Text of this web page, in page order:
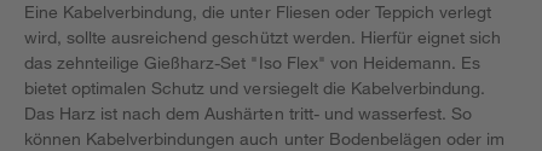
Eine Kabelverbindung, die unter Fliesen oder Teppich verlegt
wird, sollte ausreichend geschützt werden. Hierfür eignet sich
das zehnteilige Gießharz-Set "Iso Flex" von Heidemann. Es
bietet optimalen Schutz und versiegelt die Kabelverbindung.
Das Harz ist nach dem Aushärten tritt- und wasserfest. So
können Kabelverbindungen auch unter Bodenbelägen oder im